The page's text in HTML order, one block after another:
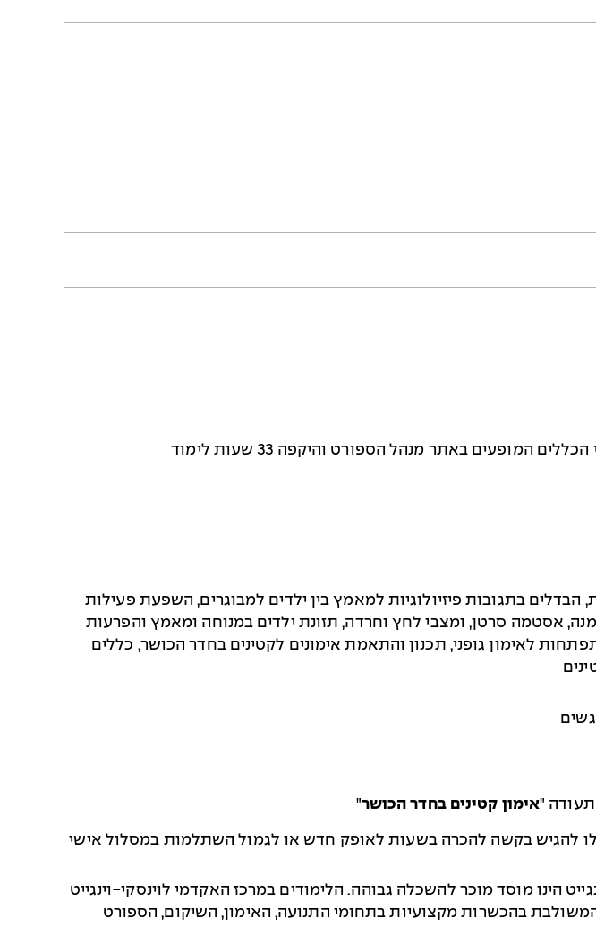
המופעים באתר מנהל הספורט והיקפה 33 שעות לימוד
הבדלים בתגובות פיזיולוגיות למאמץ בין ילדים למבוגרים, השפעת פעילות
אסטמה סרטן, ומצבי לחץ וחרדה, תזונת ילדים במנוחה ומאמץ והפרעות
לאימון גופני, תכנון והתאמת אימונים לקטינים בחדר הכושר, כללים
"אימון קטינים בחדר הכושר"
להגיש בקשה להכרה בשעות לאופק חדש או לגמול השתלמות במסלול אישי
הינו מוסד מוכר להשכלה גבוהה. הלימודים במרכז האקדמי לוינסקי-וינגייט
בהכשרות מקצועיות בתחומי התנועה, האימון, השיקום, הספורט